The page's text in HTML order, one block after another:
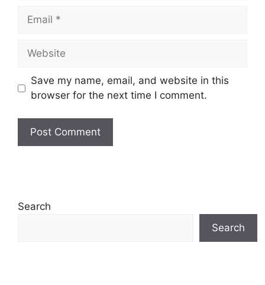
Email
Website
Save my name, email, and website in this
browser for the next time I comment.
Search
Search